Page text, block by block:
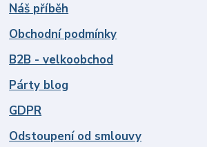
Náš příběh
Obchodní podmínky
B2B - velkoobchod
Párty blog
GDPR
Odstoupení od smlouvy